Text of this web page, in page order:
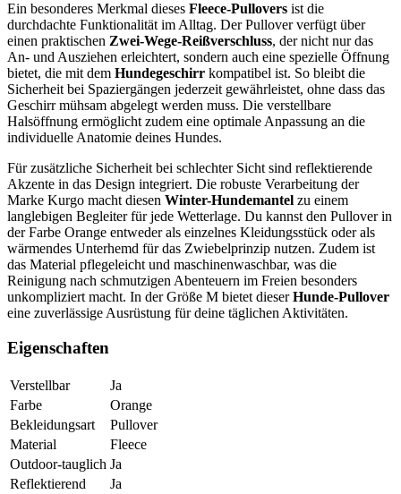
Ein besonderes Merkmal dieses Fleece-Pullovers ist die
durchdachte Funktionalität im Alltag. Der Pullover verfügt über
einen praktischen Zwei-Wege-Reißverschluss, der nicht nur das
An- und Ausziehen erleichtert, sondern auch eine spezielle Öffnung
bietet, die mit dem Hundegeschirr kompatibel ist. So bleibt die
Sicherheit bei Spaziergängen jederzeit gewährleistet, ohne dass das
Geschirr mühsam abgelegt werden muss. Die verstellbare
Halsöffnung ermöglicht zudem eine optimale Anpassung an die
individuelle Anatomie deines Hundes.
Für zusätzliche Sicherheit bei schlechter Sicht sind reflektierende
Akzente in das Design integriert. Die robuste Verarbeitung der
Marke Kurgo macht diesen Winter-Hundemantel zu einem
langlebigen Begleiter für jede Wetterlage. Du kannst den Pullover in
der Farbe Orange entweder als einzelnes Kleidungsstück oder als
wärmendes Unterhemd für das Zwiebelprinzip nutzen. Zudem ist
das Material pflegeleicht und maschinenwaschbar, was die
Reinigung nach schmutzigen Abenteuern im Freien besonders
unkompliziert macht. In der Größe M bietet dieserHunde-Pullover
eine zuverlässige Ausrüstung für deine täglichen Aktivitäten.
Eigenschaften
Verstellbar
Ja
Farbe
Orange
Bekleidungsart
Pullover
Material
Fleece
Outdoor-tauglich Ja
Reflektierend
Ja